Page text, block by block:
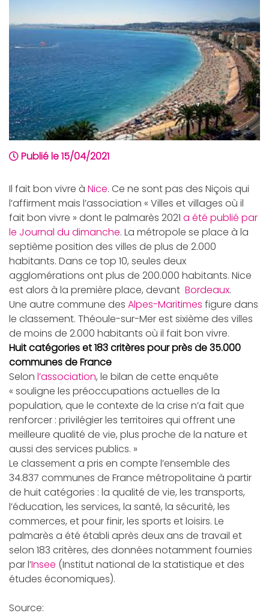
Publié le 15/04/2021
Il fait bon vivre à Nice. Ce ne sont pas des Niçois qui
l’affirment mais l’association « Villes et villages où il
fait bon vivre » dont le palmarès 2021 a été publié par
le Journal du dimanche. La métropole se place à la
septième position des villes de plus de 2.000
habitants. Dans ce top 10, seules deux
agglomérations ont plus de 200.000 habitants. Nice
est alors à la première place, devant Bordeaux.
Une autre commune des Alpes-Maritimes figure dans
le classement. Théoule-sur-Mer est sixième des villes
de moins de 2.000 habitants où il fait bon vivre.
Huit catégories et 183 critères pour près de 35.000
communes de France
Selon l’association, le bilan de cette enquête
« souligne les préoccupations actuelles de la
population, que le contexte de la crise n’a fait que
renforcer : privilégier les territoires qui offrent une
meilleure qualité de vie, plus proche de la nature et
aussi des services publics. »
Le classement a pris en compte l’ensemble des
34.837 communes de France métropolitaine à partir
de huit catégories : la qualité de vie, les transports,
l’éducation, les services, la santé, la sécurité, les
commerces, et pour finir, les sports et loisirs. Le
palmarès a été établi après deux ans de travail et
selon 183 critères, des données notamment fournies
par l’Insee (Institut national de la statistique et des
études économiques).
Source: